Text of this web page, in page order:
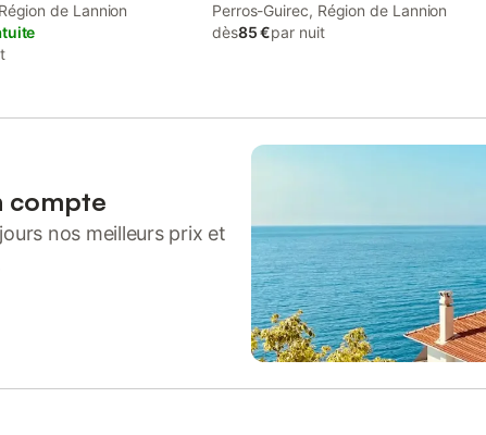
de Lannion
Perros-Guirec, Région de Lannion
dès85 €par nuit
compte
nos meilleurs prix et